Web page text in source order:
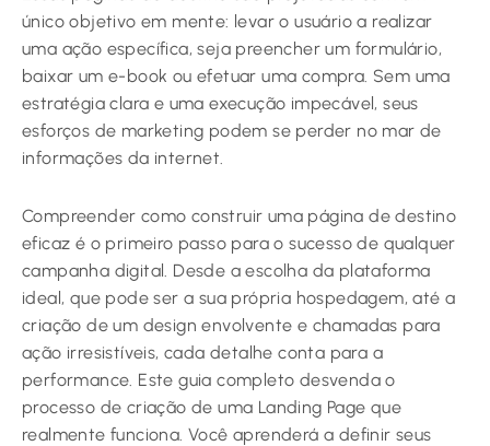
único objetivo em mente: levar o usuário a realizar
uma ação específica, seja preencher um formulário,
baixar um e-book ou efetuar uma compra. Sem uma
estratégia clara e uma execução impecável, seus
esforços de marketing podem se perder no mar de
informações da internet.
Compreender como construir uma página de destino
eficaz é o primeiro passo para o sucesso de qualquer
campanha digital. Desde a escolha da plataforma
ideal, que pode ser a sua própria hospedagem, até a
criação de um design envolvente e chamadas para
ação irresistíveis, cada detalhe conta para a
performance. Este guia completo desvenda o
processo de criação de uma Landing Page que
realmente funciona. Você aprenderá a definir seus